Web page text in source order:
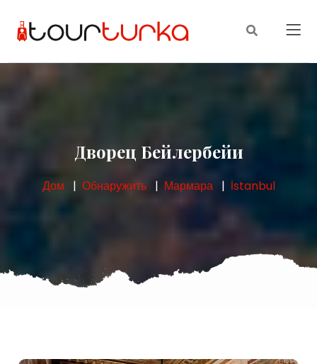
Дворец Бейлербейи
Дом Обнаружить Мармара İstanbul